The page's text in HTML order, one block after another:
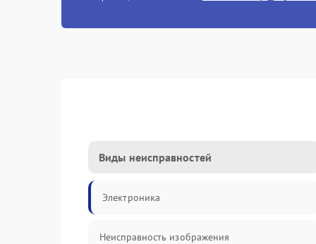
Виды неисправностей
Электроника
Неисправность изображения